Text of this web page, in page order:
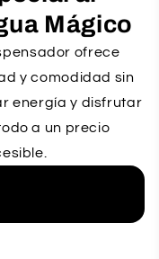
Mágico
ofrece
y comodidad sin
energía y disfrutar
a un precio